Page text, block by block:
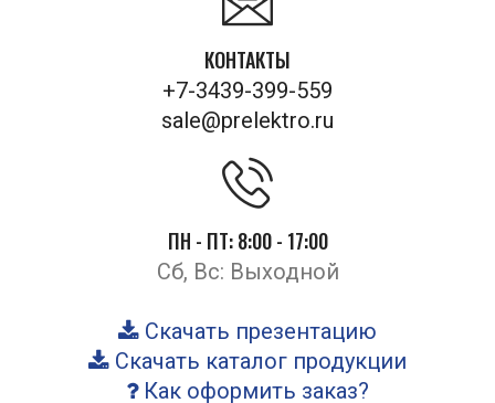
КОНТАКТЫ
+7-3439-399-559
sale@prelektro.ru
ПН - ПТ: 8:00 - 17:00
Сб, Вс: Выходной
Скачать презентацию
Скачать каталог продукции
Как оформить заказ?